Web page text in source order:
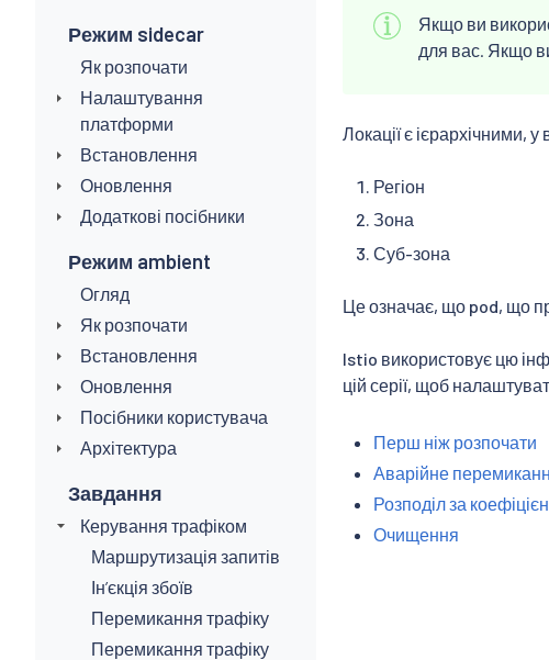
Режим sidecar
Як розпочати
Налаштування
платформи
Встановлення
Оновлення
Додаткові посібники
Режим ambient
Огляд
Як розпочати
Встановлення
Оновлення
Посібники користувача
Архітектура
Завдання
Керування трафіком
Маршрутизація запитів
Інʼєкція збоїв
Перемикання трафіку
Перемикання трафіку
Якщо ви
для вас. Якщо
Локації є ієрархічними,
Регіон
Зона
Суб-зона
Це означає, що pod, що
Istio використовує цю
цій серії, щоб
Перш ніж розпочати
Аварійне
Розподіл за
Очищення